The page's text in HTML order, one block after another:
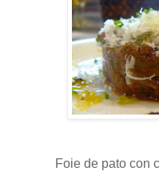
Foie de pato con